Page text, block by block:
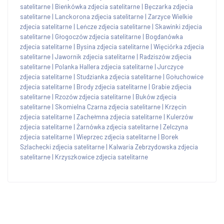
satelitarne | Bieńkówka zdjecia satelitarne | Bęczarka zdjecia
satelitarne | Lanckorona zdjecia satelitarne | Zarzyce Wielkie
zdjecia satelitarne | Leńcze zdjecia satelitarne | Skawinki zdjecia
satelitarne | Głogoczów zdjecia satelitarne | Bogdanówka
zdjecia satelitarne | Bysina zdjecia satelitarne | Więciórka zdjecia
satelitarne | Jawornik zdjecia satelitarne | Radziszów zdjecia
satelitarne | Polanka Hallera zdjecia satelitarne | Jurczyce
zdjecia satelitarne | Studzianka zdjecia satelitarne | Gołuchowice
zdjecia satelitarne | Brody zdjecia satelitarne | Grabie zdjecia
satelitarne | Rzozów zdjecia satelitarne | Buków zdjecia
satelitarne | Skomielna Czarna zdjecia satelitarne | Krzęcin
zdjecia satelitarne | Zachełmna zdjecia satelitarne | Kulerzów
zdjecia satelitarne | Żarnówka zdjecia satelitarne | Zelczyna
zdjecia satelitarne | Wieprzec zdjecia satelitarne | Borek
Szlachecki zdjecia satelitarne | Kalwaria Zebrzydowska zdjecia
satelitarne | Krzyszkowice zdjecia satelitarne